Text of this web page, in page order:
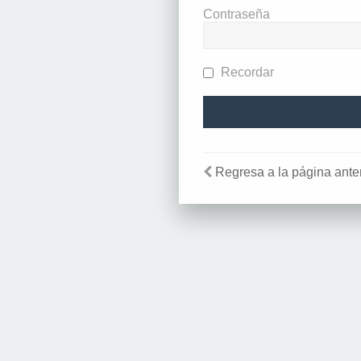
Contraseña
Recordar
Regresa a la página